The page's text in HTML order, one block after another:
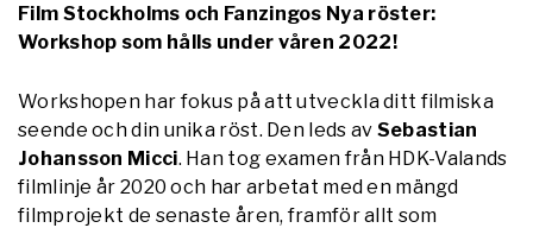
Film Stockholms och Fanzingos Nya röster:
Workshop som hålls under våren 2022!
Workshopen har fokus på att utveckla ditt filmiska
seende och din unika röst. Den leds av Sebastian
Johansson Micci. Han tog examen från HDK-Valands
filmlinje år 2020 och har arbetat med en mängd
filmprojekt de senaste åren, framför allt som